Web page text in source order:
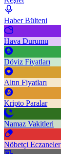
Haber Bülteni
Hava Durumu
Döviz Fiyatları
Altın Fiyatları
Kripto Paralar
Namaz Vakitleri
Nöbetçi Eczaneler